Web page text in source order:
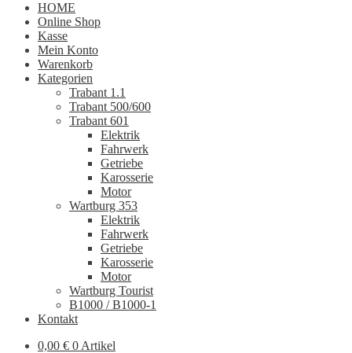
HOME
Online Shop
Kasse
Mein Konto
Warenkorb
Kategorien
Trabant 1.1
Trabant 500/600
Trabant 601
Elektrik
Fahrwerk
Getriebe
Karosserie
Motor
Wartburg 353
Elektrik
Fahrwerk
Getriebe
Karosserie
Motor
Wartburg Tourist
B1000 / B1000-1
Kontakt
0,00 € 0 Artikel